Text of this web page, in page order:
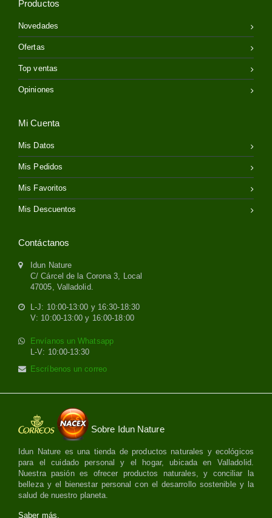
Productos
Novedades
Ofertas
Top ventas
Opiniones
Mi Cuenta
Mis Datos
Mis Pedidos
Mis Favoritos
Mis Descuentos
Contáctanos
Idun Nature
C/ Cárcel de la Corona 3, Local
47005, Valladolid.
L-J: 10:00-13:00 y 16:30-18:30
V: 10:00-13:00 y 16:00-18:00
Envíanos un Whatsapp
L-V: 10:00-13:30
Escríbenos un correo
Sobre Idun Nature
Idun Nature es una tienda de productos naturales y ecológicos
para el cuidado personal y el hogar, ubicada en Valladolid.
Nuestra pasión es ofrecer productos naturales, y conciliar la
belleza y el bienestar personal con el desarrollo sostenible y la
salud de nuestro planeta.
Saber más.